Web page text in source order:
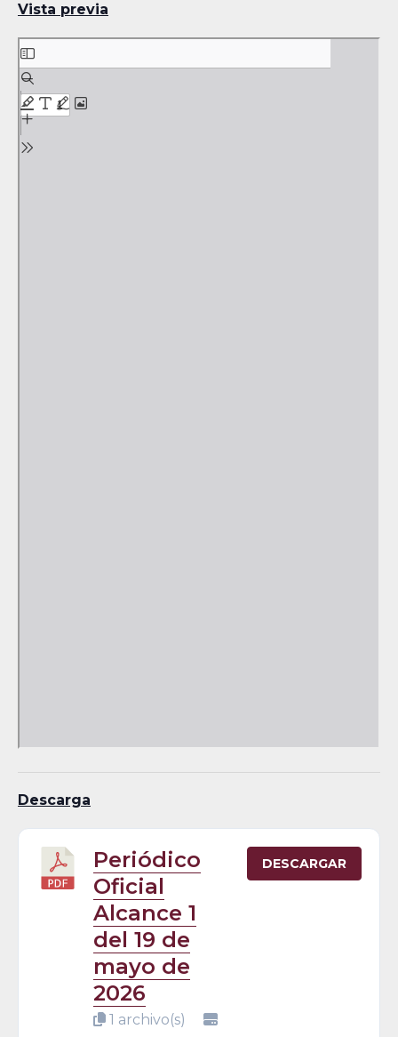
Vista previa
Skip
to
PDF
content
Descarga
Periódico
Oficial
Alcance 1
del 19 de
mayo de
2026
1 archivo(s)
DESCARGAR